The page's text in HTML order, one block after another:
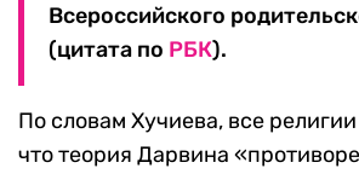
Всероссийского
(цитата по РБК).
По словам Хучиева, все
что теория Дарвина